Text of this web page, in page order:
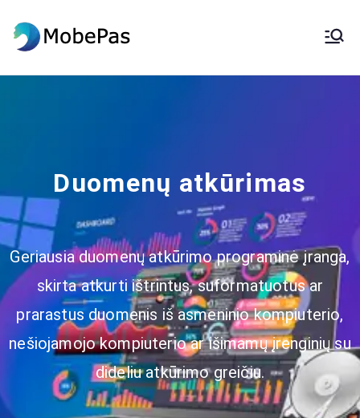
Duomenų atkūrimas
Geriausia duomenų atkūrimo programinė įranga,
skirta atkurti ištrintus, suformatuotus ar
prarastus duomenis iš asmeninio kompiuterio,
nešiojamojo kompiuterio ar išimamų įrenginių su
dideliu atkūrimo greičiu.